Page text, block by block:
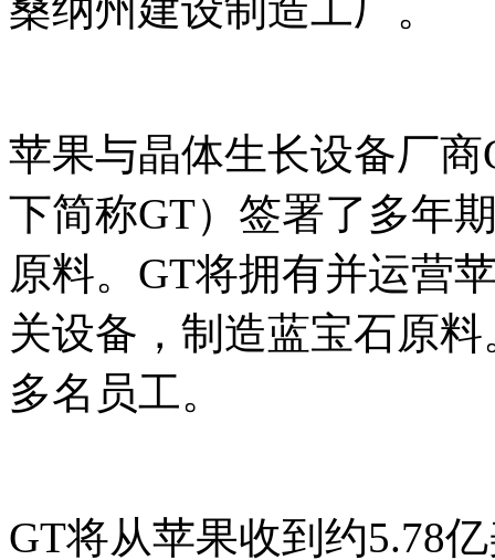
苹果与晶体生长设备厂商
下简称GT）签署了多年
原料。GT将拥有并运营
关设备，制造蓝宝石原
多名员工。
GT将从苹果收到约5.78